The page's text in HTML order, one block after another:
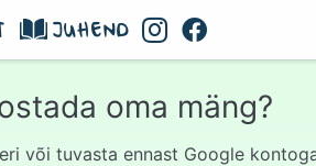
JUHEND
oma mäng?
või tuvasta ennast Google